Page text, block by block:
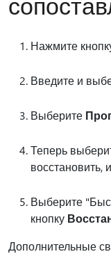
Нажмите
Введите и
Выберите
Теперь
восстановить,
Выберите
кнопку
Дополнительные